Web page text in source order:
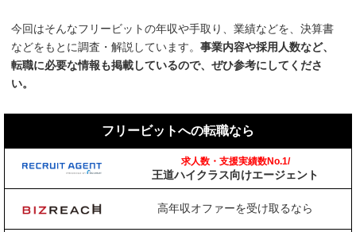
今回はそんなフリービットの年収や手取り、業績などを、決算書
などをもとに調査・解説しています。事業内容や採用人数など、
転職に必要な情報も掲載しているので、ぜひ参考にしてくださ
い。
フリービットへの転職なら
求人数・支援実績数No.1/
王道ハイクラス向けエージェント
高年収オファーを受け取るなら